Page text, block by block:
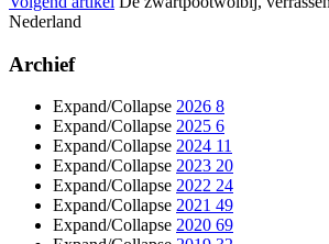
Nederland
Archief
Expand/Collapse 2026 8
Expand/Collapse 2025 6
Expand/Collapse 2024 11
Expand/Collapse 2023 20
Expand/Collapse 2022 24
Expand/Collapse 2021 49
Expand/Collapse 2020 69